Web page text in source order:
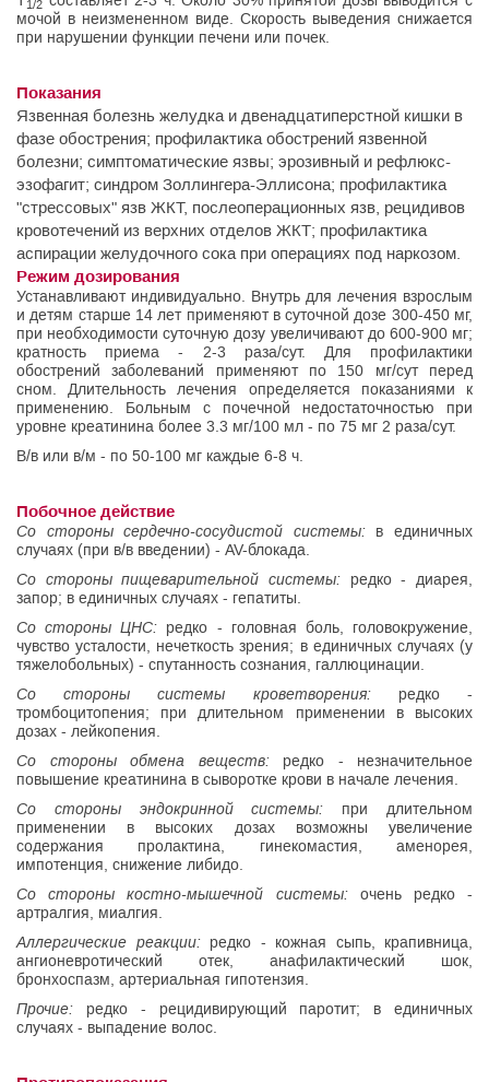
1/2
мочой в неизмененном виде. Скорость выведения снижается
при нарушении функции печени или почек.
Показания
Язвенная болезнь желудка и двенадцатиперстной кишки в
фазе обострения; профилактика обострений язвенной
болезни; симптоматические язвы; эрозивный и рефлюкс-
эзофагит; синдром Золлингера-Эллисона; профилактика
"стрессовых" язв ЖКТ, послеоперационных язв, рецидивов
кровотечений из верхних отделов ЖКТ; профилактика
аспирации желудочного сока при операциях под наркозом.
Режим дозирования
Устанавливают индивидуально. Внутрь для лечения взрослым
и детям старше 14 лет применяют в суточной дозе 300-450 мг,
при необходимости суточную дозу увеличивают до 600-900 мг;
кратность приема - 2-3 раза/сут. Для профилактики
обострений заболеваний применяют по 150 мг/сут перед
сном. Длительность лечения определяется показаниями к
применению. Больным с почечной недостаточностью при
уровне креатинина более 3.3 мг/100 мл - по 75 мг 2 раза/сут.
В/в или в/м - по 50-100 мг каждые 6-8 ч.
Побочное действие
Со стороны сердечно-сосудистой системы:в единичных
случаях (при в/в введении) - AV-блокада.
Со стороны пищеварительной системы: редко - диарея,
запор; в единичных случаях - гепатиты.
Со стороны ЦНС: редко - головная боль, головокружение,
чувство усталости, нечеткость зрения; в единичных случаях (у
тяжелобольных) - спутанность сознания, галлюцинации.
Со стороны системы кроветворения:редко -
тромбоцитопения; при длительном применении в высоких
дозах - лейкопения.
Со стороны обмена веществ:редко - незначительное
повышение креатинина в сыворотке крови в начале лечения.
Со стороны эндокринной системы: при длительном
применении в высоких дозах возможны увеличение
содержания пролактина, гинекомастия, аменорея,
импотенция, снижение либидо.
Со стороны костно-мышечной системы:очень редко -
артралгия, миалгия.
Аллергические реакции:редко - кожная сыпь, крапивница,
ангионевротический отек, анафилактический шок,
бронхоспазм, артериальная гипотензия.
Прочие: редко - рецидивирующий паротит; в единичных
случаях - выпадение волос.